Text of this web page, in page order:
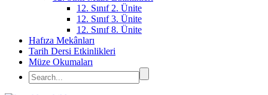
12. Sınıf 2. Ünite
12. Sınıf 3. Ünite
12. Sınıf 8. Ünite
Hafıza Mekânları
Tarih Dersi Etkinlikleri
Müze Okumaları